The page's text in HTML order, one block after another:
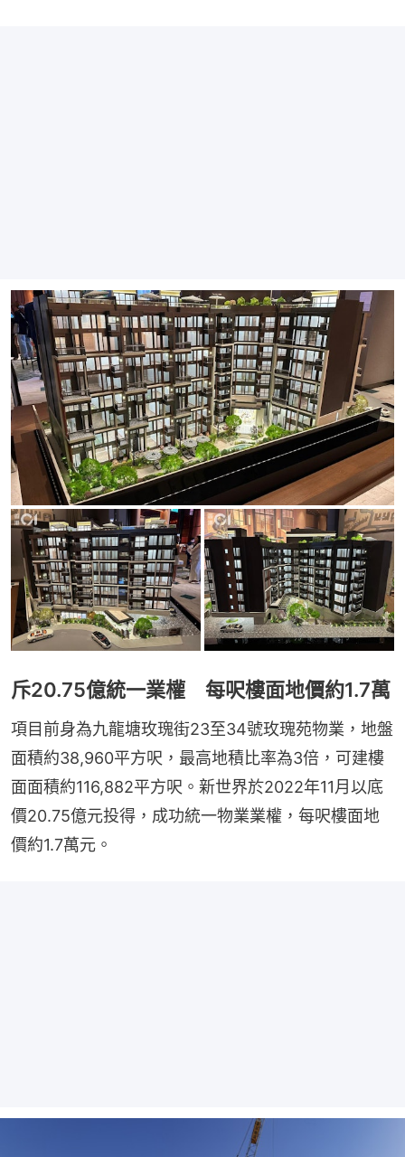
斥20.75億統一業權 每呎樓面地價約1.7萬
項目前身為九龍塘玫瑰街23至34號玫瑰苑物業，地盤
面積約38,960平方呎，最高地積比率為3倍，可建樓
面面積約116,882平方呎。新世界於2022年11月以底
價20.75億元投得，成功統一物業業權，每呎樓面地
價約1.7萬元。